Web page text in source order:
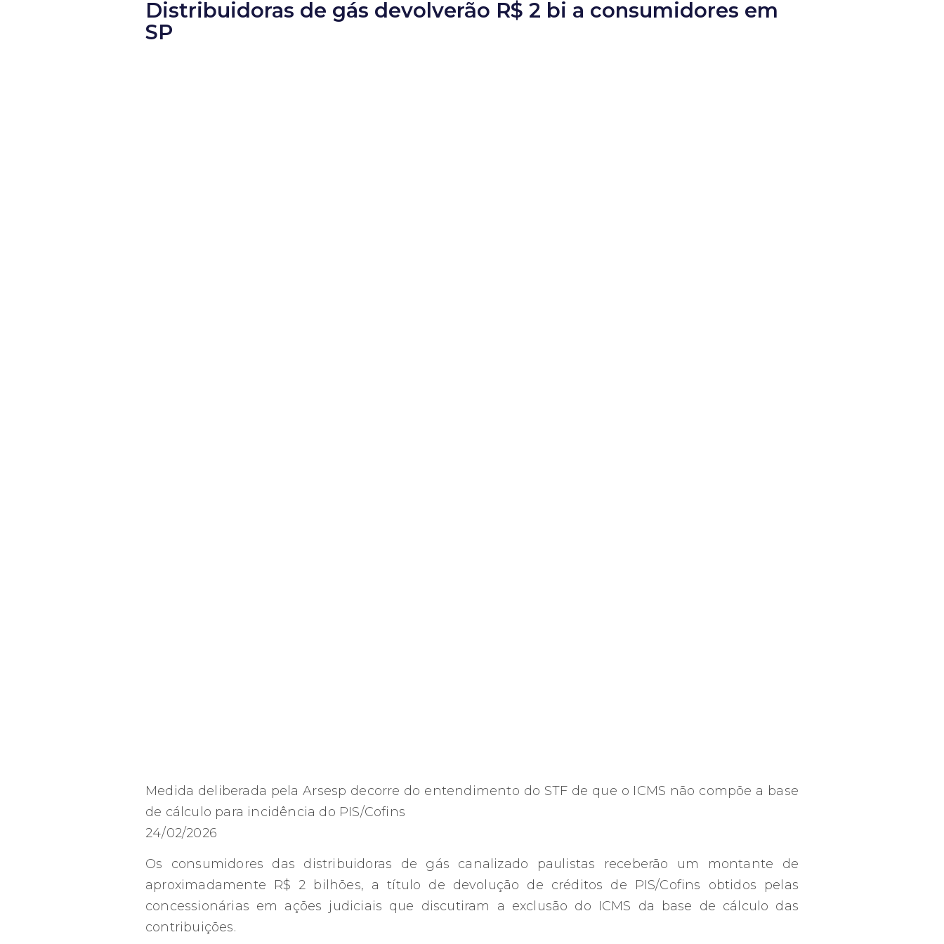
Distribuidoras de gás devolverão R$ 2 bi a consumidores em
SP
Medida deliberada pela Arsesp decorre do entendimento do STF de que o ICMS não compõe a base
de cálculo para incidência do PIS/Cofins
24/02/2026
Os consumidores das distribuidoras de gás canalizado paulistas receberão um montante de
aproximadamente R$ 2 bilhões, a título de devolução de créditos de PIS/Cofins obtidos pelas
concessionárias em ações judiciais que discutiram a exclusão do ICMS da base de cálculo das
contribuições.